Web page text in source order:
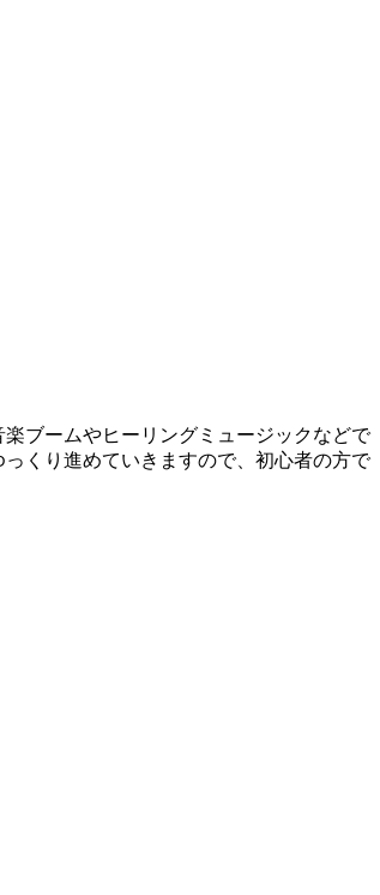
ブームやヒーリングミュージックなどで
くり進めていきますので、初心者の方で